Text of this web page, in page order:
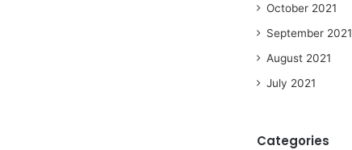
October 2021
September 2021
August 2021
July 2021
Categories